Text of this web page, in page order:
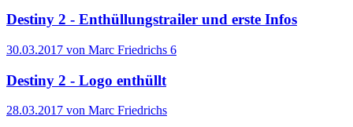
Destiny 2 - Enthüllungstrailer und erste Infos
30.03.2017 von Marc Friedrichs 6
Destiny 2 - Logo enthüllt
28.03.2017 von Marc Friedrichs